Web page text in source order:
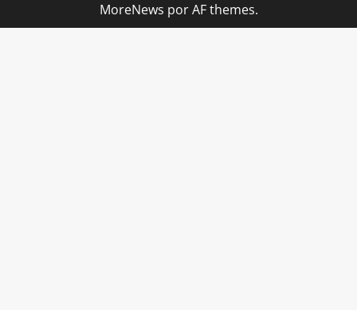
MoreNews por AF themes.